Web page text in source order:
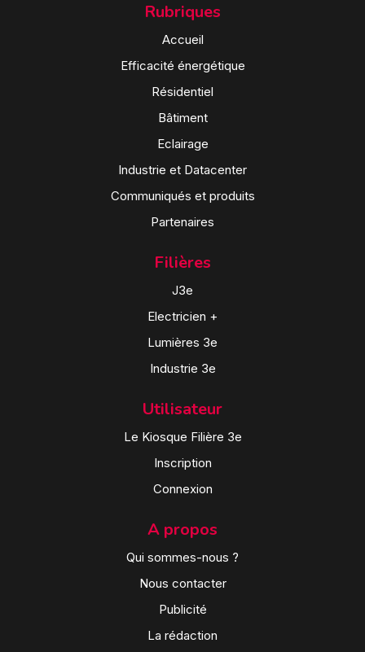
Rubriques
Accueil
Efficacité énergétique
Résidentiel
Bâtiment
Eclairage
Industrie et Datacenter
Communiqués et produits
Partenaires
Filières
J3e
Electricien +
Lumières 3e
Industrie 3e
Utilisateur
Le Kiosque Filière 3e
Inscription
Connexion
A propos
Qui sommes-nous ?
Nous contacter
Publicité
La rédaction